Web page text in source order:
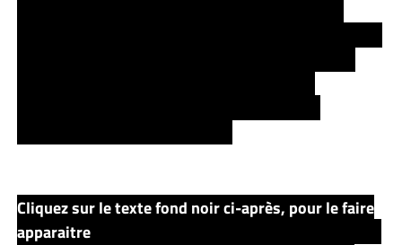
Cliquez sur le texte fond noir ci-après, pour le faire
apparaitre.. Roland ayant fini de raconter l’histoire au